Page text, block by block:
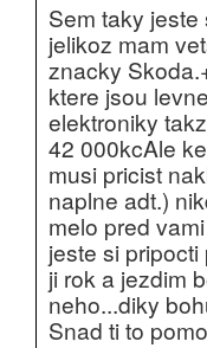
Sem taky
jelikoz mam
znacky
ktere jsou
elektroniky
42 000kcAle
musi pricist
naplne adt.)
melo pred
jeste si
ji rok a jezdim
neho...diky
Snad ti to